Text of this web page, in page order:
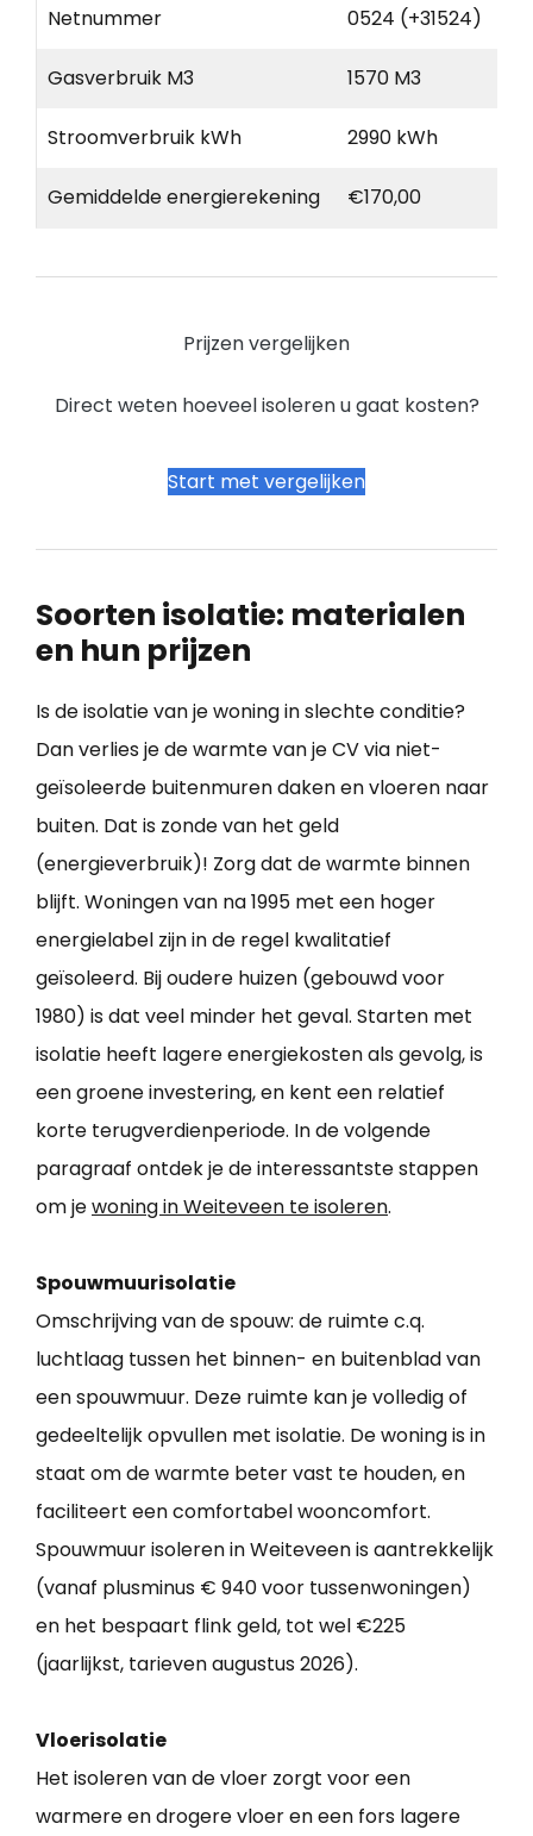
Netnummer 0524 (+31524)
Gasverbruik M3 1570 M3
Stroomverbruik kWh 2990 kWh
Gemiddelde energierekening €170,00
Prijzen vergelijken
Direct weten hoeveel isoleren u gaat kosten?
Start met vergelijken
Soorten isolatie: materialen
en hun prijzen
Is de isolatie van je woning in slechte conditie?
Dan verlies je de warmte van je CV via niet-
geïsoleerde buitenmuren daken en vloeren naar
buiten. Dat is zonde van het geld
(energieverbruik)! Zorg dat de warmte binnen
blijft. Woningen van na 1995 met een hoger
energielabel zijn in de regel kwalitatief
geïsoleerd. Bij oudere huizen (gebouwd voor
1980) is dat veel minder het geval. Starten met
isolatie heeft lagere energiekosten als gevolg, is
een groene investering, en kent een relatief
korte terugverdienperiode. In de volgende
paragraaf ontdek je de interessantste stappen
om jewoning in Weiteveen te isoleren.
Spouwmuurisolatie
Omschrijving van de spouw: de ruimte c.q.
luchtlaag tussen het binnen- en buitenblad van
een spouwmuur. Deze ruimte kan je volledig of
gedeeltelijk opvullen met isolatie. De woning is in
staat om de warmte beter vast te houden, en
faciliteert een comfortabel wooncomfort.
Spouwmuur isoleren in Weiteveen is aantrekkelijk
(vanaf plusminus € 940 voor tussenwoningen)
en het bespaart flink geld, tot wel €225
(jaarlijkst, tarieven augustus 2026).
Vloerisolatie
Het isoleren van de vloer zorgt voor een
warmere en drogere vloer en een fors lagere